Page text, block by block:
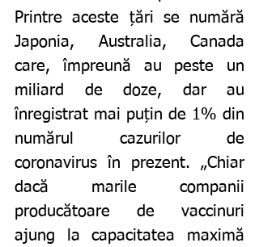
Printre aceste țări se numără
Japonia, Australia, Canada
care, împreună au peste un
miliard de doze, dar au
înregistrat mai puțin de 1% din
numărul cazurilor de
coronavirus în prezent. „Chiar
dacă marile companii
producătoare de vaccinuri
ajung la capacitatea maximă